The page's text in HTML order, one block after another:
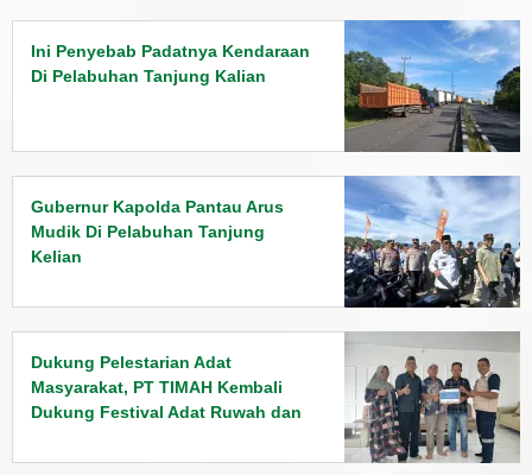
Ini Penyebab Padatnya Kendaraan
Di Pelabuhan Tanjung Kalian
Gubernur Kapolda Pantau Arus
Mudik Di Pelabuhan Tanjung
Kelian
Dukung Pelestarian Adat
Masyarakat, PT TIMAH Kembali
Dukung Festival Adat Ruwah dan